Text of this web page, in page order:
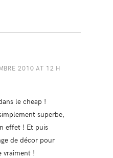
2010 AT 12 H
le cheap !
superbe,
effet ! Et puis
de décor pour
vraiment !